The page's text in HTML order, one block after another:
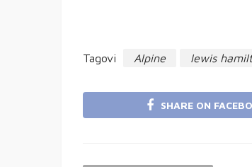
Tagovi Alpine lewis
SHARE ON